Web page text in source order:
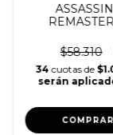
$58.310
34 cuotas de
serán
COMPRAR